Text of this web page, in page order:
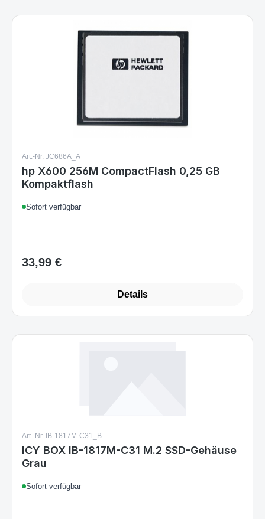
Art.-Nr. JC686A_A
hp X600 256M CompactFlash 0,25 GB
Kompaktflash
Sofort verfügbar
Regulärer Preis:
33,99 €
Details
Art.-Nr. IB-1817M-C31_B
ICY BOX IB-1817M-C31 M.2 SSD-Gehäuse
Grau
Sofort verfügbar